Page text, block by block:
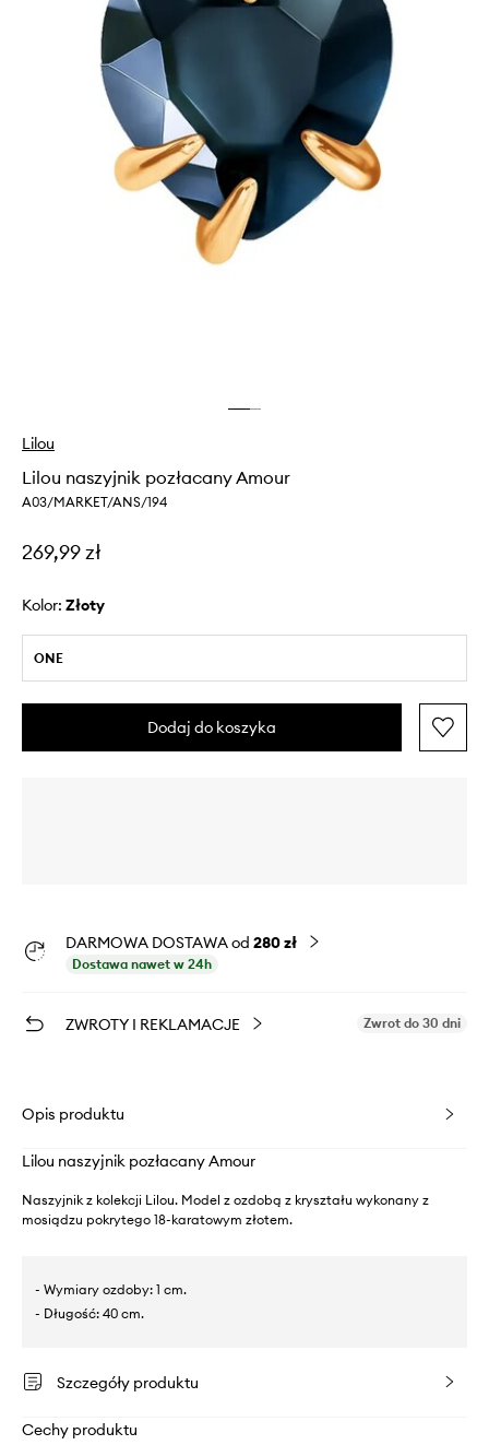
Lilou
Lilou naszyjnik pozłacany Amour
A03/MARKET/ANS/194
269,99 zł
Kolor: złoty
ONE
Dodaj do koszyka
DARMOWA DOSTAWA od 280 zł
Dostawa nawet w 24h
ZWROTY I REKLAMACJE Zwrot do 30 dni
Opis produktu
Lilou naszyjnik pozłacany Amour
Naszyjnik z kolekcji Lilou. Model z ozdobą z kryształu wykonany z
mosiądzu pokrytego 18-karatowym złotem.
- Wymiary ozdoby: 1 cm.
- Długość: 40 cm.
Szczegóły produktu
Cechy produktu